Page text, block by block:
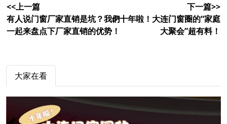
<<上一篇
有人说门窗厂家直销是坑？我们
一起来盘点下厂家直销的优势！
下一篇>>
🎉十年啦！大连门窗圈的“家庭
大聚会”超有料！
大家在看